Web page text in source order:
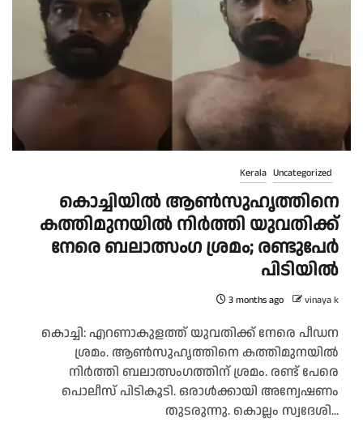
Kerala Uncategorized
കൊച്ചിയിൽ ആൺസുഹൃത്തിനെ
കത്തിമുനയിൽ നിർത്തി യുവതിക്ക്
നേരെ ബലാത്സംഗ​ ശ്രമം; രണ്ടുപേർ
പിടിയിൽ
3 months ago vinaya k
കൊച്ചി: എറണാകുളത്ത്​ യുവതിക്ക്​ നേരെ പീഡന
ശ്രമം. ആൺസുഹൃത്തിനെ കത്തിമുനയിൽ
നിർത്തി ബലാത്സംഗത്തിന്​ ശ്രമം. രണ്ട്​ പേരെ
പൊലീസ്​ പിടികൂടി. ഒരാൾക്കായി അന്വേഷണം
തുടരുന്നു. കൊല്ലം സ്വദേശി...